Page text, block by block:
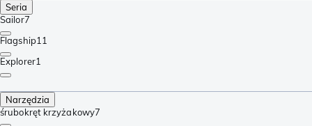
Seria
Sailor7
Flagship11
Explorer1
Narzędzia
śrubokręt krzyżakowy7